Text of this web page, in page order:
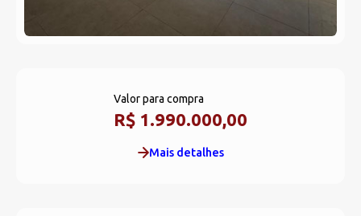
Valor para compra
R$ 1.990.000,00
Mais detalhes